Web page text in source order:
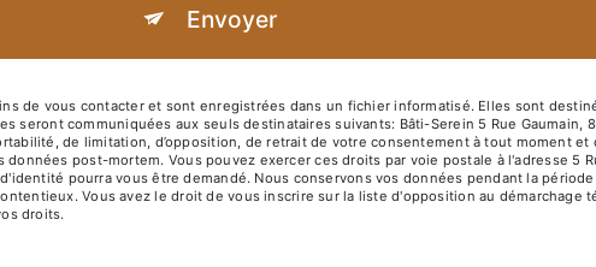
Envoyer
de vous contacter et sont enregistrées dans un fichier informatisé. Elles sont
seront communiquées aux seuls destinataires suivants: Bâti-Serein 5 Rue Gaumain,
de limitation, d’opposition, de retrait de votre consentement à tout moment
post-mortem. Vous pouvez exercer ces droits par voie postale à l'adresse 5
pourra vous être demandé. Nous conservons vos données pendant la
Vous avez le droit de vous inscrire sur la liste d'opposition au démarchage
droits.